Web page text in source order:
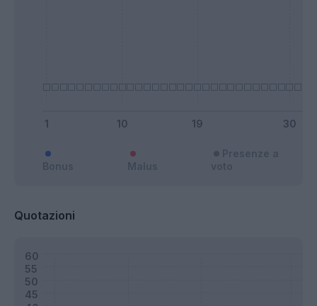
Quotazioni